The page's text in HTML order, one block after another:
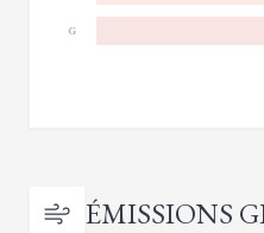
G
ÉMISSIONS